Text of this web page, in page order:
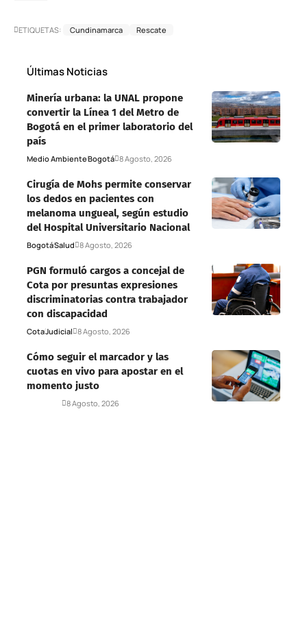
ETIQUETAS: Cundinamarca Rescate
Últimas Noticias
Minería urbana: la UNAL propone
convertir la Línea 1 del Metro de
Bogotá en el primer laboratorio del
país
Medio AmbienteBogotá 8 Agosto, 2026
Cirugía de Mohs permite conservar
los dedos en pacientes con
melanoma ungueal, según estudio
del Hospital Universitario Nacional
BogotáSalud 8 Agosto, 2026
PGN formuló cargos a concejal de
Cota por presuntas expresiones
discriminatorias contra trabajador
con discapacidad
CotaJudicial 8 Agosto, 2026
Cómo seguir el marcador y las
cuotas en vivo para apostar en el
momento justo
8 Agosto, 2026